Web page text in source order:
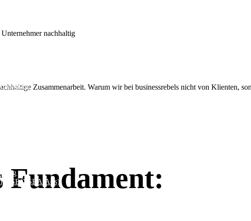
(SEO/SEA/Ads)
Zusammenarbeit. Warum wir bei businessrebels nicht von Klienten,
Fundament: